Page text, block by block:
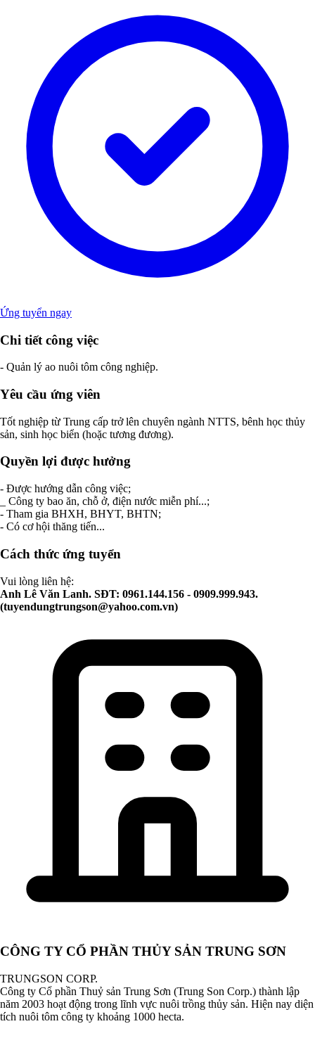
Ứng tuyển ngay
Chi tiết công việc
- Quản lý ao nuôi tôm công nghiệp.
Yêu cầu ứng viên
Tốt nghiệp từ Trung cấp trở lên chuyên ngành NTTS, bênh học thủy
sản, sinh học biển (hoặc tương đương).
Quyền lợi được hưởng
- Được hướng dẫn công việc;
_ Công ty bao ăn, chỗ ở, điện nước miễn phí...;
- Tham gia BHXH, BHYT, BHTN;
- Có cơ hội thăng tiến...
Cách thức ứng tuyển
Vui lòng liên hệ:
Anh Lê Văn Lanh. SĐT: 0961.144.156 - 0909.999.943.
(tuyendungtrungson@yahoo.com.vn)
CÔNG TY CỔ PHẦN THỦY SẢN TRUNG SƠN
TRUNGSON CORP.
Công ty Cổ phần Thuỷ sản Trung Sơn (Trung Son Corp.) thành lập
năm 2003 hoạt động trong lĩnh vực nuôi trồng thủy sản. Hiện nay diện
tích nuôi tôm công ty khoảng 1000 hecta.